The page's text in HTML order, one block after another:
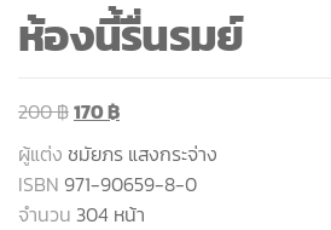
ห้องนี้รื่นรมย์
200฿170฿
ผู้แต่ง ชมัยภร แสงกระจ่าง
ISBN 971-90659-8-0
จำนวน 304 หน้า